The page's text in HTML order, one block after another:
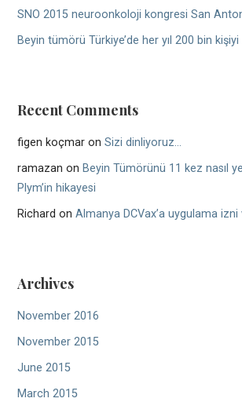
SNO 2015 neuroonkoloji kongresi San
Beyin tümörü Türkiye’de her yıl 200 bin
Recent Comments
figen koçmar onSizi dinliyoruz…
ramazan on Beyin Tümörünü 11 kez nasıl
Plym’in hikayesi
Richard onAlmanya DCVax’a uygulama izni
Archives
November 2016
November 2015
June 2015
March 2015